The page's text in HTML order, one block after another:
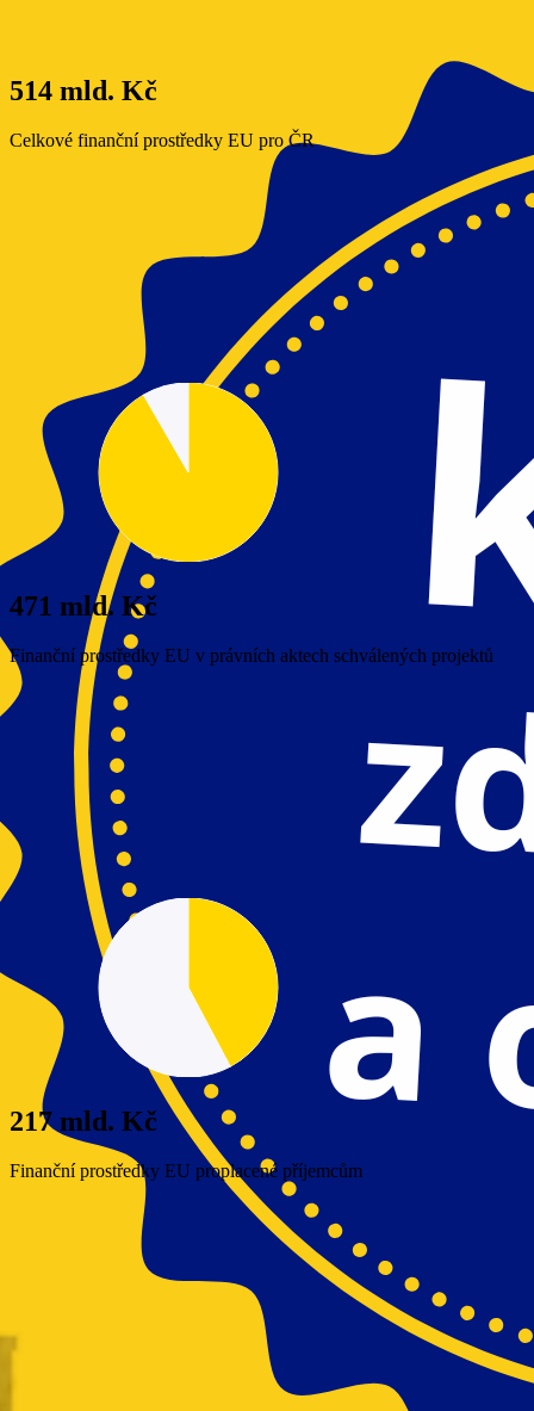
514 mld. Kč
Celkové finanční prostředky EU pro ČR
471 mld. Kč
Finanční prostředky EU v právních aktech schválených projektů
217 mld. Kč
Finanční prostředky EU proplacené příjemcům